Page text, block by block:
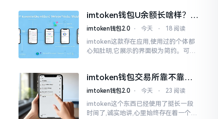
imtoken钱包U余额长啥样？截
图这样看
imtoken钱包2.0 ⋅ 今天 ⋅ 18 阅读
imtoken这款存在应用,使用过的个体都
心知肚明,它展示的界面极为简约。可是,
imtoken钱包交易所靠不靠
谱？老玩家说说心里话
imtoken钱包2.0 ⋅ 今天 ⋅ 23 阅读
imtoken这个东西已经使用了挺长一段
时间了,诚实地讲,心里始终存在着一个疙